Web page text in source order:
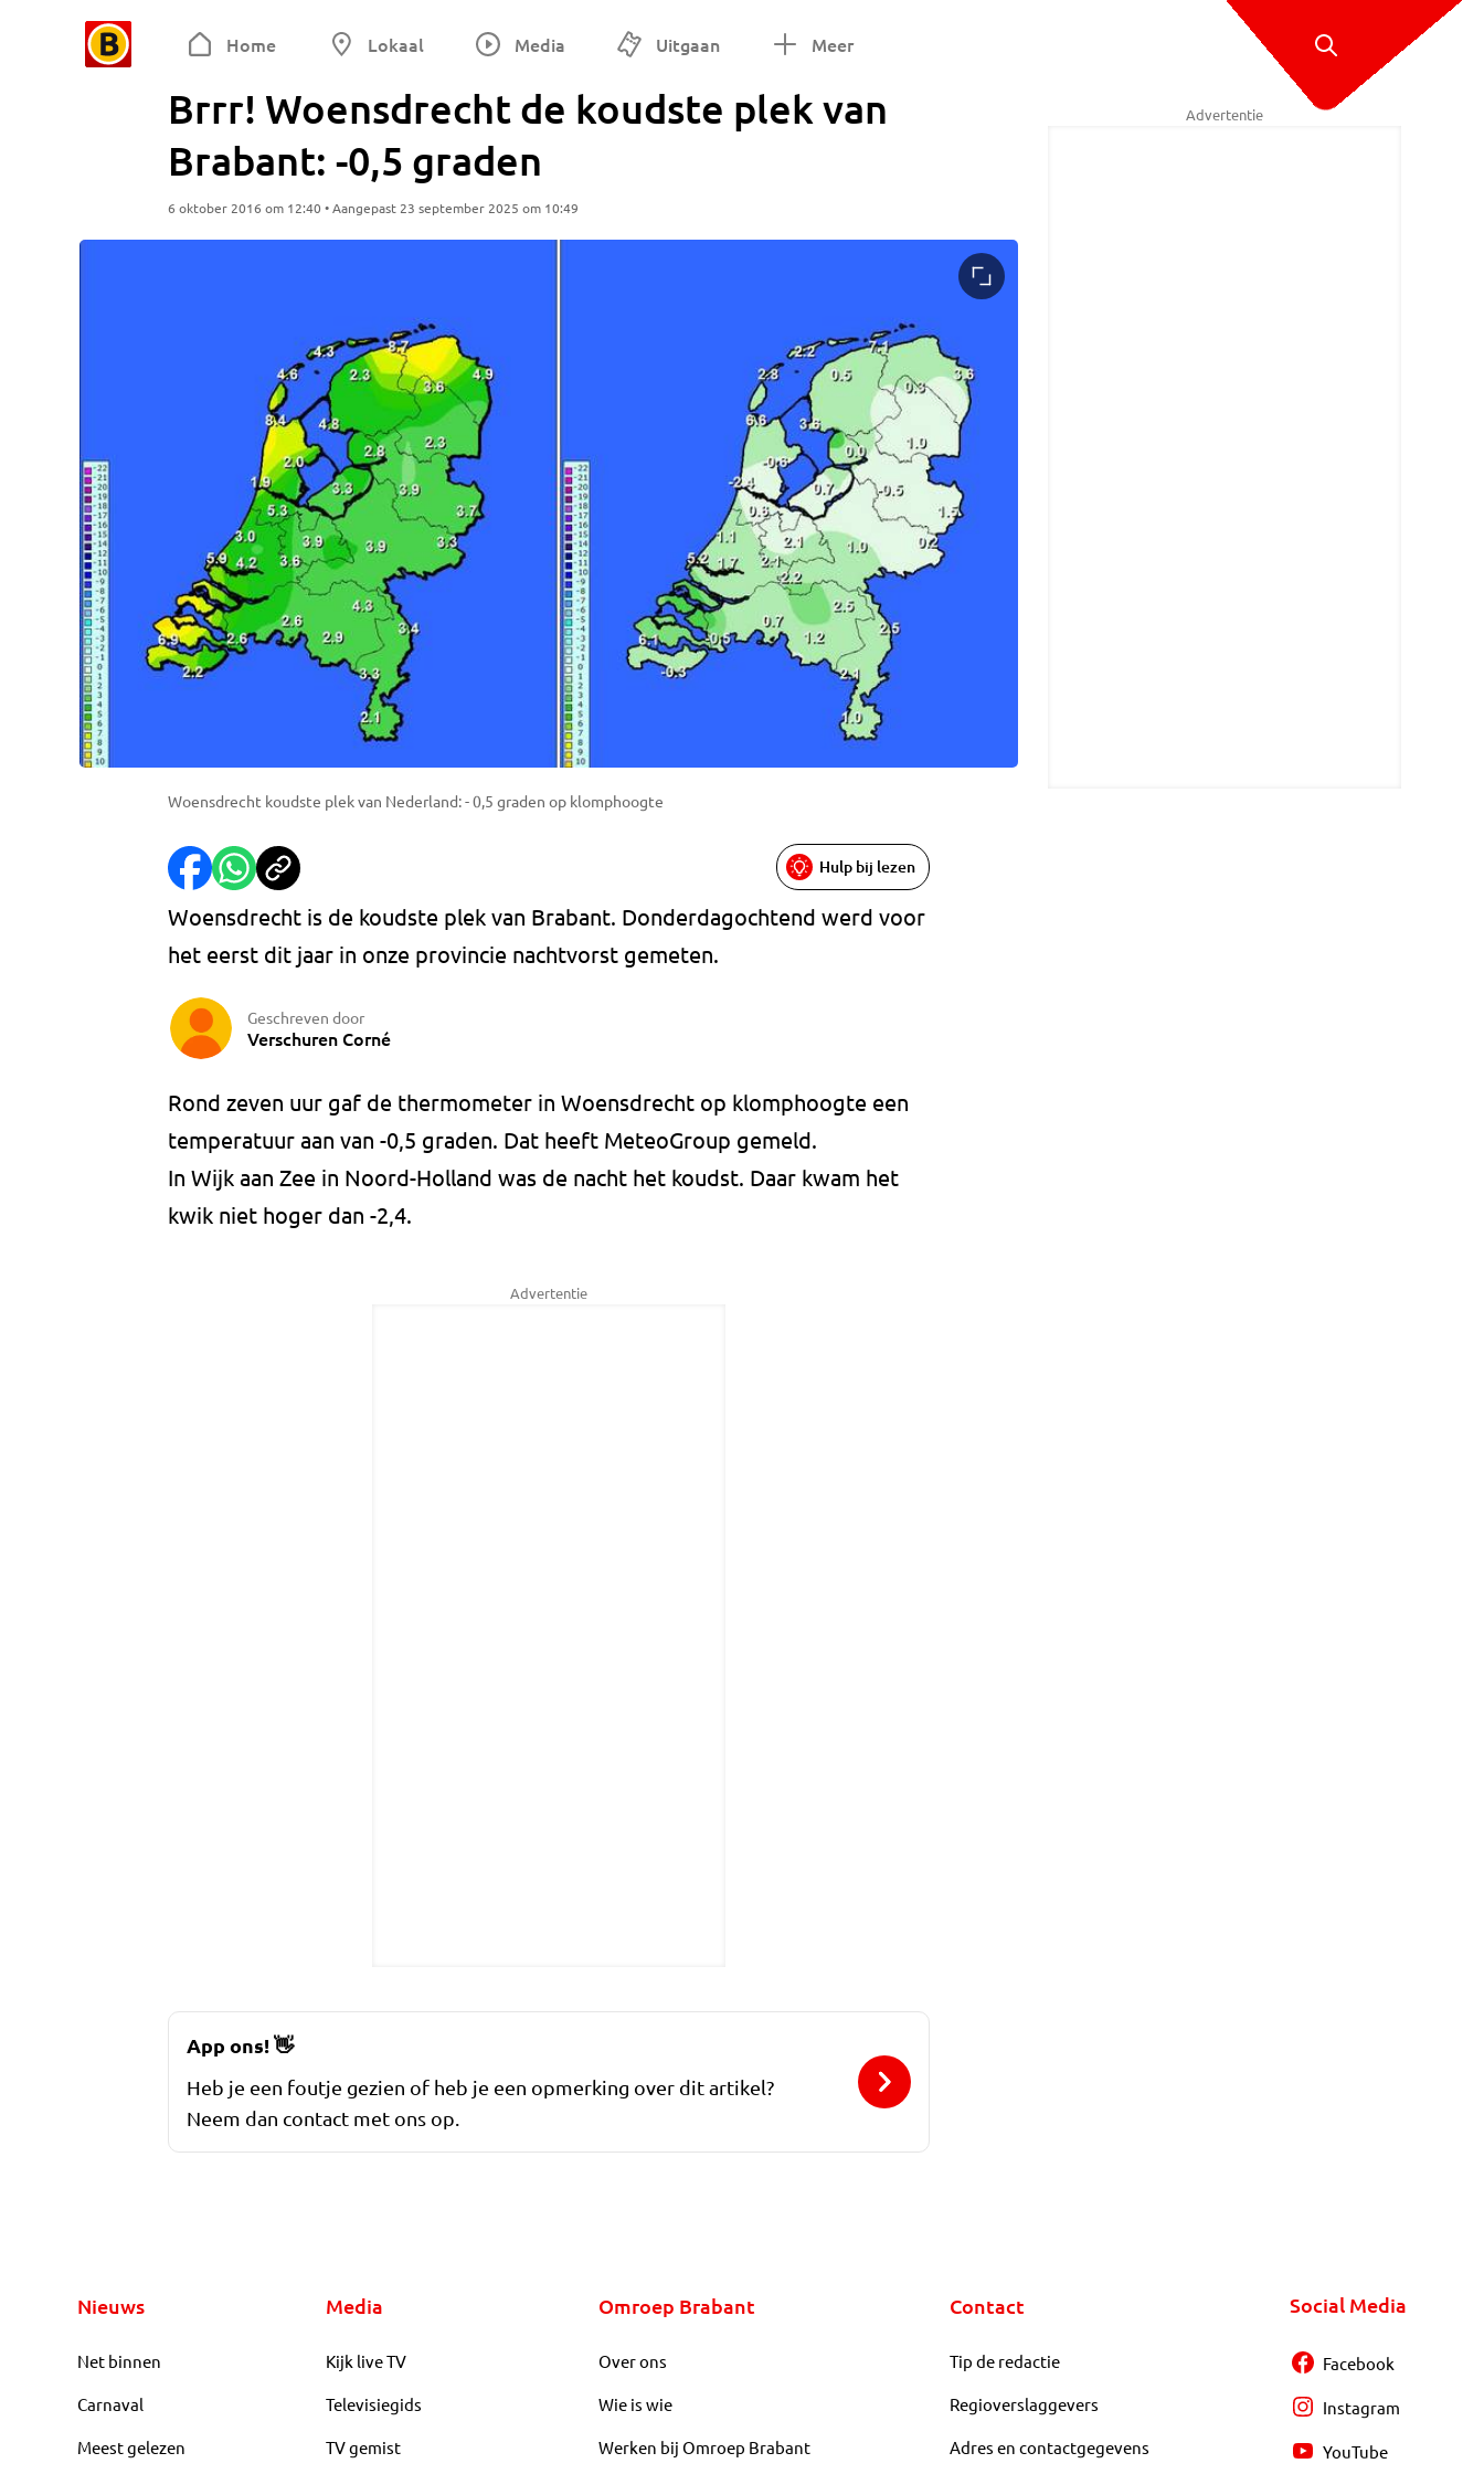
Home Lokaal Media Uitgaan Meer
Brrr! Woensdrecht de koudste plek van
Brabant: -0,5 graden
6 oktober 2016 om 12:40 • Aangepast 23 september 2025 om 10:49
Woensdrecht koudste plek van Nederland: - 0,5 graden op klomphoogte
Hulp bij lezen
Woensdrecht is de koudste plek van Brabant. Donderdagochtend werd voor
het eerst dit jaar in onze provincie nachtvorst gemeten.
Geschreven door
Verschuren Corné
Rond zeven uur gaf de thermometer in Woensdrecht op klomphoogte een
temperatuur aan van -0,5 graden. Dat heeft MeteoGroup gemeld.
In Wijk aan Zee in Noord-Holland was de nacht het koudst. Daar kwam het
kwik niet hoger dan -2,4.
Advertentie
Advertentie
App ons!👋
Heb je een foutje gezien of heb je een opmerking over dit artikel?
Neem dan contact met ons op.
Nieuws
Net binnen
Carnaval
Meest gelezen
Media
Kijk live TV
Televisiegids
TV gemist
Omroep Brabant
Over ons
Wie is wie
Werken bij Omroep Brabant
Contact
Tip de redactie
Regioverslaggevers
Adres en contactgegevens
Social Media
Facebook
Instagram
YouTube